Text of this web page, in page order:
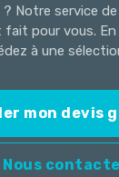
Notre service
pour vous. En
à une
mon devis
Nous